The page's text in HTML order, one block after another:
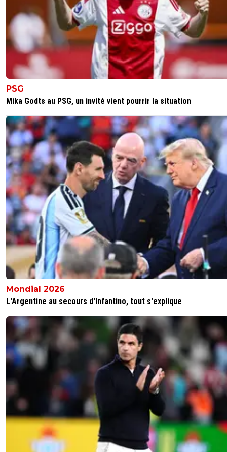
PSG
Mika Godts au PSG, un invité vient pourrir la situation
Mondial 2026
L'Argentine au secours d'Infantino, tout s'explique